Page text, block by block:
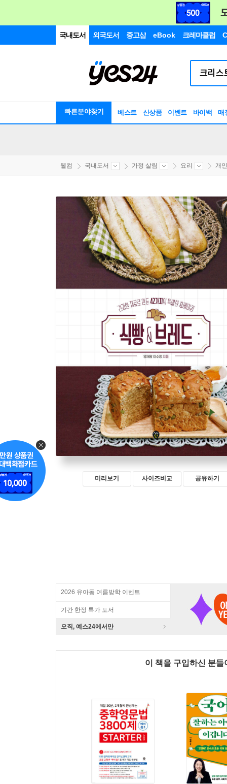
국내도서 외국도서 중고샵 eBook 크레마클럽
빠른분야찾기 베스트 신상품 이벤트 바이백 매
웰컴 국내도서 가정 살림 요리 개
미리보기 사이즈비교 공유하기
2026 유아동 여름방학 이벤트
기간 한정 특가 도서
오직, 예스24에서만
이 책을 구입하신 분